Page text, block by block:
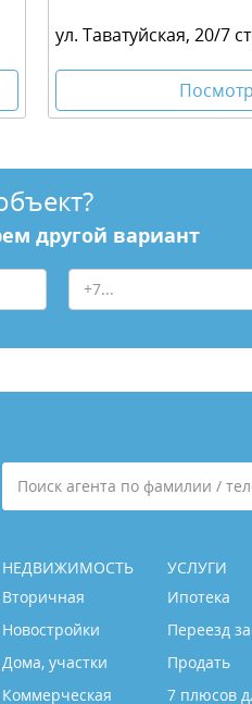
ул. Таватуйская, 20/7
другой вариант
Поиск агента по фамилии /
НЕДВИЖИМОСТЬ
Вторичная
Новостройки
Дома, участки
Коммерческая
УСЛУГИ
Ипотека
Переезд
Продать
7 плюсов